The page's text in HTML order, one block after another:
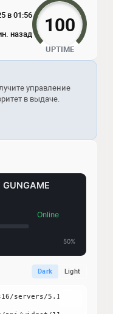
в 01:56
назад 100
UPTIME
управление
в выдаче.
Dark Light